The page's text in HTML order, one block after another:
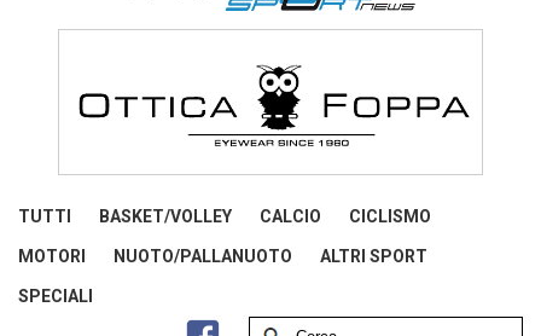
TUTTI BASKET/VOLLEY CALCIO CICLISMO
MOTORI NUOTO/PALLANUOTO ALTRI SPORT
SPECIALI